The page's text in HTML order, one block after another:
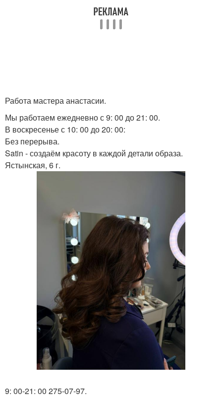
Работа мастера анастасии.
Мы работаем ежедневно с 9: 00 до 21: 00.
В воскресенье с 10: 00 до 20: 00:
Без перерыва.
Satin - создаём красоту в каждой детали образа.
Ястынская, 6 г.
9: 00-21: 00 275-07-97.